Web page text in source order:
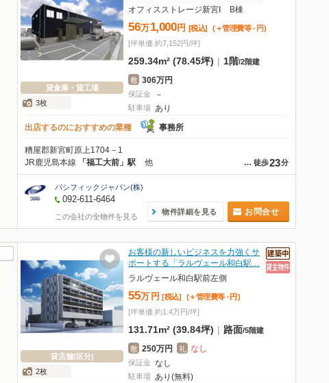
貸倉庫・貸工場
3枚
オフィスストレージ新宮Ⅰ B棟
56万1,000 円 [税込] (＋管理費等 - 円)
[坪単価 約7,152円/坪]
259.34m² (78.45坪) | 1階/2階建
敷 306万円
保証金 －
駐車場 あり
出店するのにおすすめの業種
事務所
糟屋郡新宮町原上1704－1
… 徒歩23分
JR鹿児島本線 「福工大前」駅 他
パシフィックジャパン(株)
092-611-6464
この会社の全物件を見る
物件詳細を見る お問合せ
貸店舗(区分)
2枚
お客様の新しいビジネスを力強くサ
ポートする「ラルヴェール和白駅…
ラルヴェール和白駅前左側
55万 円 [税込] (＋管理費等 - 円 )
[坪単価 約1.4万円/坪]
131.71m² (39.84坪) | 路面/5階建
敷 250万円 礼 なし
保証金 なし
駐車場 あり(無料)